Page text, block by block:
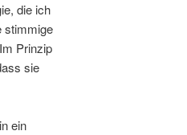
die ich
stimmige
Prinzip
sie
ein